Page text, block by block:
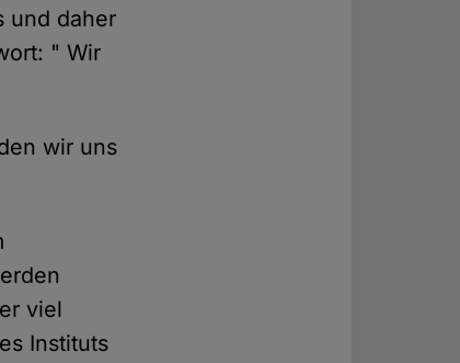
und daher
" Wir
wir uns
viel
Instituts